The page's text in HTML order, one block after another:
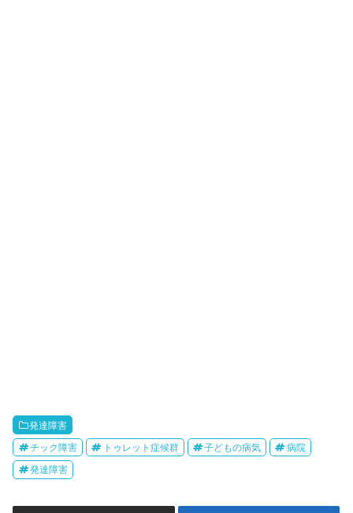
発達障害
チック障害
トゥレット症候群 子どもの病気
病院
発達障害